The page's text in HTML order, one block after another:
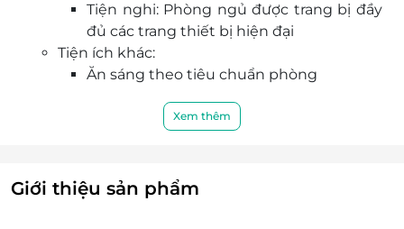
Việt, Á và Âu, nổi bật với ẩm thực Thái, Nhật, Ấn.
The Bistro chuyên món Trung Hoa, trong khi nhà
hàng La Sirena phục vụ hải sản tươi sống. Du
khách cũng có thể thư giãn tại Lobby Lounge
với đa dạng đồ uống.
Vị trí khách sạn thuận tiện, cách các điểm tham
và cách sân bay Tân Sơn Nhất khoảng 100 km.
Tiện nghi: Phòng ngủ được trang bị đầy
đủ các trang thiết bị hiện đại
Tiện ích khác:
Ăn sáng theo tiêu chuẩn phòng
ngày trong phòng
Miễn phí sử dụng mạng Wi-fi
Xem thêm
Giới thiệu sản phẩm